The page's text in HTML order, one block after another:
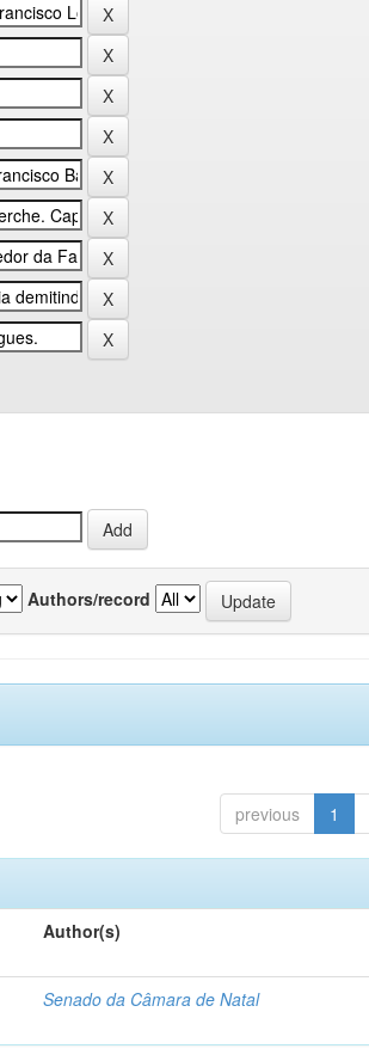
Authors/record
previous 1
Author(s)
Senado da Câmara de Natal